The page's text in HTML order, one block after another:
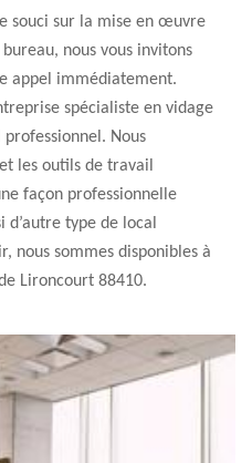
souci sur la mise en œuvre
nous vous invitons
appel immédiatement.
spécialiste en vidage
professionnel. Nous
les outils de travail
façon professionnelle
type de local
nous sommes disponibles à
Lironcourt 88410.